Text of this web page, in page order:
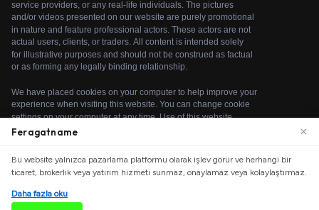
By continuing to use our website, you agree to our use
of cookies. See our
Feragatname ×
Bu website yalnızca pazarlama platformu olarak işlev görür ve herhangi bir
ticaret, brokerlik veya yatırım hizmeti sunmaz, onaylamaz veya kolaylaştırmaz.
Daha fazla oku